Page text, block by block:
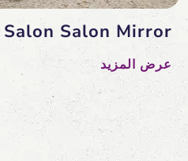
Salon Salon Mirror
عرض المزيد